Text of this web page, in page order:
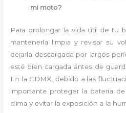
mi moto?
Para prolongar la vida útil de tu
mantenerla limpia y revisar su
dejarla descargada por largos
esté bien cargada antes de
En la CDMX, debido a las
importante proteger la batería
clima y evitar la exposición a la